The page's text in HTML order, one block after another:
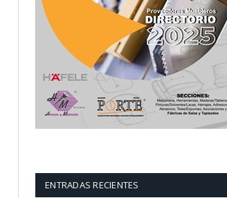
ENTRADAS RECIENTES